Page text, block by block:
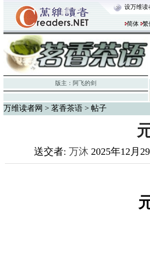
设万维读
简体 繁
版主： 阿飞的剑
万维读者网 > 茗香茶语 > 帖子
送交者: 万沐 2025年12月